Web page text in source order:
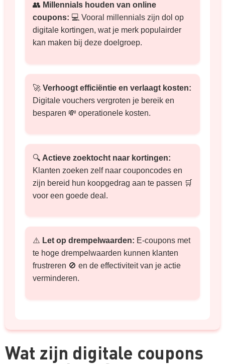
👥 Millennials houden van online
coupons: 💻 Vooral millennials zijn dol op
digitale kortingen, wat je merk populairder
kan maken bij deze doelgroep.
🚀 Verhoogt efficiëntie en verlaagt kosten:
Digitale vouchers vergroten je bereik en
besparen 💸 operationele kosten.
🔍 Actieve zoektocht naar kortingen:
Klanten zoeken zelf naar couponcodes en
zijn bereid hun koopgedrag aan te passen 🛒
voor een goede deal.
⚠️ Let op drempelwaarden: E-coupons met
te hoge drempelwaarden kunnen klanten
frustreren 🚫 en de effectiviteit van je actie
verminderen.
Wat zijn digitale coupons